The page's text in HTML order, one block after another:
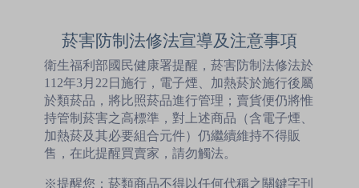
菸害防制法修法宣導及注意事項
衛生福利部國民健康署提醒，菸害防制法修法於
112年3月22日施行，電子煙、加熱菸於施行後屬
於類菸品，將比照菸品進行管理；賣貨便仍將惟
持管制菸害之高標準，對上述商品（含電子煙、
加熱菸及其必要組合元件）仍繼續維持不得販
售，在此提醒買賣家，請勿觸法。
※提醒您：菸類商品不得以任何代稱之關鍵字刊